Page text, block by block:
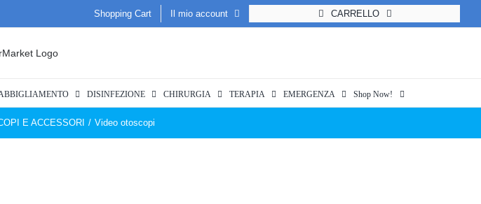
Shopping Cart Il mio account CARRELLO
DISINFEZIONE CHIRURGIA TERAPIA EMERGENZA Shop Now!
E ACCESSORI / Video otoscopi